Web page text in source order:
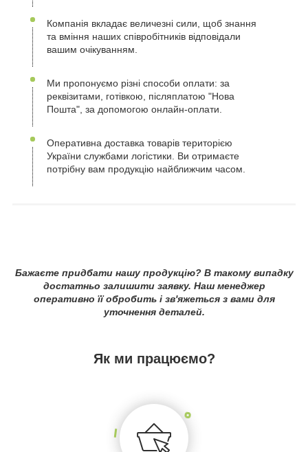
Компанія вкладає величезні сили, щоб знання
та вміння наших співробітників відповідали
вашим очікуванням.
Ми пропонуємо різні способи оплати: за
реквізитами, готівкою, післяплатою "Нова
Пошта", за допомогою онлайн-оплати.
Оперативна доставка товарів територією
України службами логістики. Ви отримаєте
потрібну вам продукцію найближчим часом.
Бажаєте придбати нашу продукцію? В такому випадку
достатньо залишити заявку. Наш менеджер
оперативно її обробить і зв'яжеться з вами для
уточнення деталей.
Як ми працюємо?